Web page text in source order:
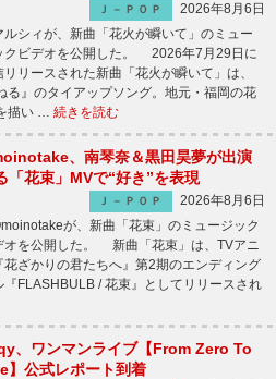
Ｊ－ＰＯＰ
2026年8月6日
シィが、新曲「花火が瞬いて」のミュー
クビデオを公開した。 2026年7月29日に
リリースされた新曲「花火が瞬いて」は、
る』のタイアップソング。地元・福岡の花
描い … 続きを読む
、南琴奈＆黒田昊夢が出演
「花束」MVで“好き”を表現
Ｊ－ＰＯＰ
2026年8月6日
が、新曲「花束」のミュージック
オを公開した。 新曲「花束」は、TVアニ
花ざかりの君たちへ』第2期のエンディング
FLASHBULB / 花束』としてリリースされ
、ワンマンライブ【From Zero To
】公式レポート到着